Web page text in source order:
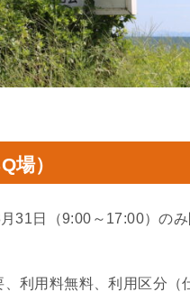
場）
31日（9:00～17:00）のみ
利用料無料、利用区分（